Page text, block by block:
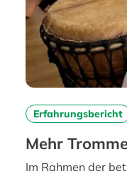
Erfahrungsbericht
Mehr
Im Rahmen der